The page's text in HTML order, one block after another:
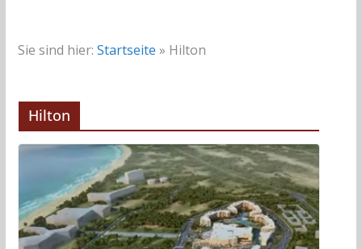
Sie sind hier: Startseite » Hilton
Hilton